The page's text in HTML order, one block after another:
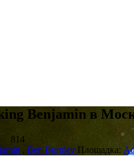
Benjamin в
814
, Ben Burnley Площадка: